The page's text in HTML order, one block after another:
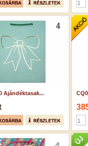
Ajándéktasak...